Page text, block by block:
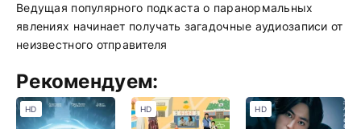
Ведущая популярного подкаста о паранормальных
явлениях начинает получать загадочные аудиозаписи от
неизвестного отправителя
Рекомендуем:
HD HD HD